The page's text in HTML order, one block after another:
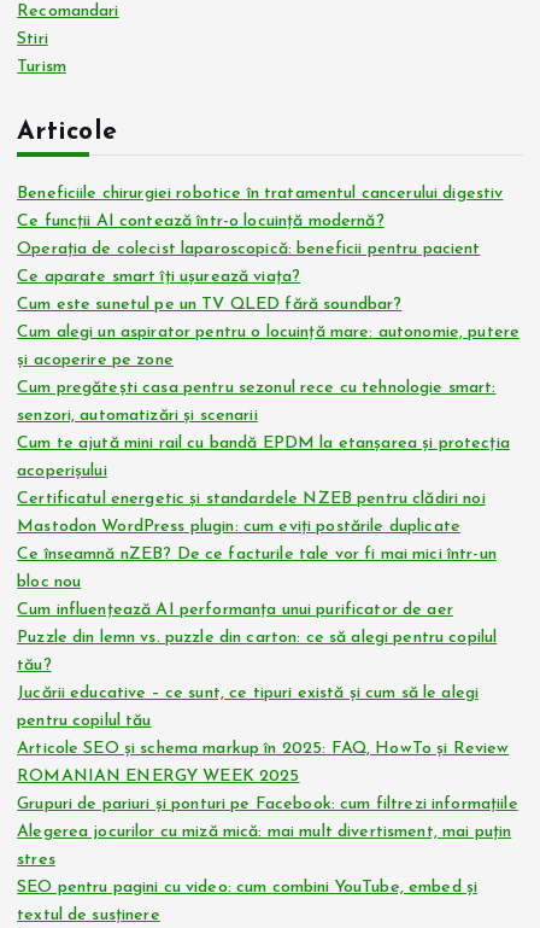
Recomandari
Stiri
Turism
Articole
Beneficiile chirurgiei robotice în tratamentul cancerului digestiv
Ce funcții AI contează într-o locuință modernă?
Operația de colecist laparoscopică: beneficii pentru pacient
Ce aparate smart îți ușurează viața?
Cum este sunetul pe un TV QLED fără soundbar?
Cum alegi un aspirator pentru o locuință mare: autonomie, putere
și acoperire pe zone
Cum pregătești casa pentru sezonul rece cu tehnologie smart:
senzori, automatizări și scenarii
Cum te ajută mini rail cu bandă EPDM la etanșarea și protecția
acoperișului
Certificatul energetic și standardele NZEB pentru clădiri noi
Mastodon WordPress plugin: cum eviți postările duplicate
Ce înseamnă nZEB? De ce facturile tale vor fi mai mici într-un
bloc nou
Cum influențează AI performanța unui purificator de aer
Puzzle din lemn vs. puzzle din carton: ce să alegi pentru copilul
tău?
Jucării educative – ce sunt, ce tipuri există și cum să le alegi
pentru copilul tău
Articole SEO și schema markup în 2025: FAQ, HowTo și Review
ROMANIAN ENERGY WEEK 2025
Grupuri de pariuri și ponturi pe Facebook: cum filtrezi informațiile
Alegerea jocurilor cu miză mică: mai mult divertisment, mai puțin
stres
SEO pentru pagini cu video: cum combini YouTube, embed și
textul de susținere